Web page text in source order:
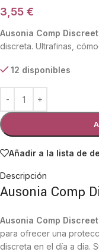
3,55 €
Ausonia Comp
discreta. Ultrafinas,
12 disponibles
Añadir a la lista de
Descripción
Ausonia Comp
Ausonia Comp
para ofrecer una
discreta en el día a día.